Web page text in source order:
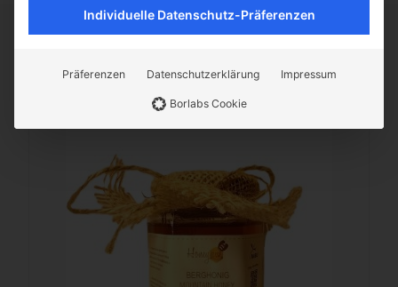
Ähnliche Artikel
Individuelle Datenschutz-Präferenzen
Präferenzen Datenschutzerklärung Impressum
Borlabs Cookie